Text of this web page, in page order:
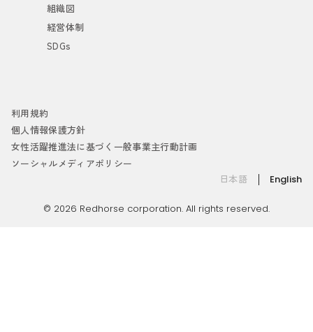
組織図
経営体制
SDGs
利用規約
個人情報保護方針
女性活躍推進法に基づく一般事業主行動計画
ソーシャルメディアポリシー
日本語
English
© 2026 Redhorse corporation. All rights reserved.